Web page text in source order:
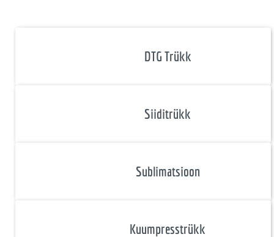
DTG Trükk
Siiditrükk
Sublimatsioon
Kuumpresstrükk